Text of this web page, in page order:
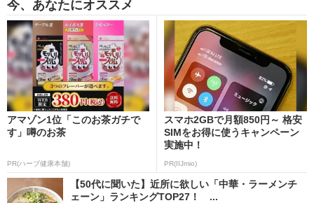
今、あなたにオススメ
アマゾン1位「このお茶ガチで
す」噂のお茶
PR(ハーブ健康本舗)
スマホ2GBで月額850円～ 格安
SIMをお得に使うキャンペーン
実施中！
PR(IIJmio)
【50代に聞いた】近所に欲しい「中華・ラーメンチ
ェーン」ランキングTOP27！ ...